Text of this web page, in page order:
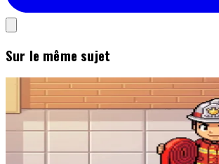
Sur le même sujet